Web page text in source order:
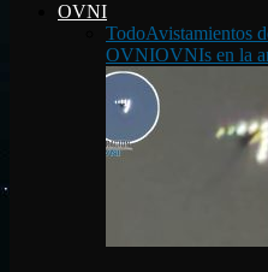
OVNI
TodoAvistamientos
OVNIOVNIs en la